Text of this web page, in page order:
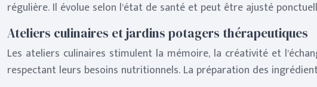
régulière. Il évolue selon l’état de santé et peut être ajusté
Ateliers culinaires et jardins potagers thérapeutiques
Les ateliers culinaires stimulent la mémoire, la créativité et
respectant leurs besoins nutritionnels. La préparation des